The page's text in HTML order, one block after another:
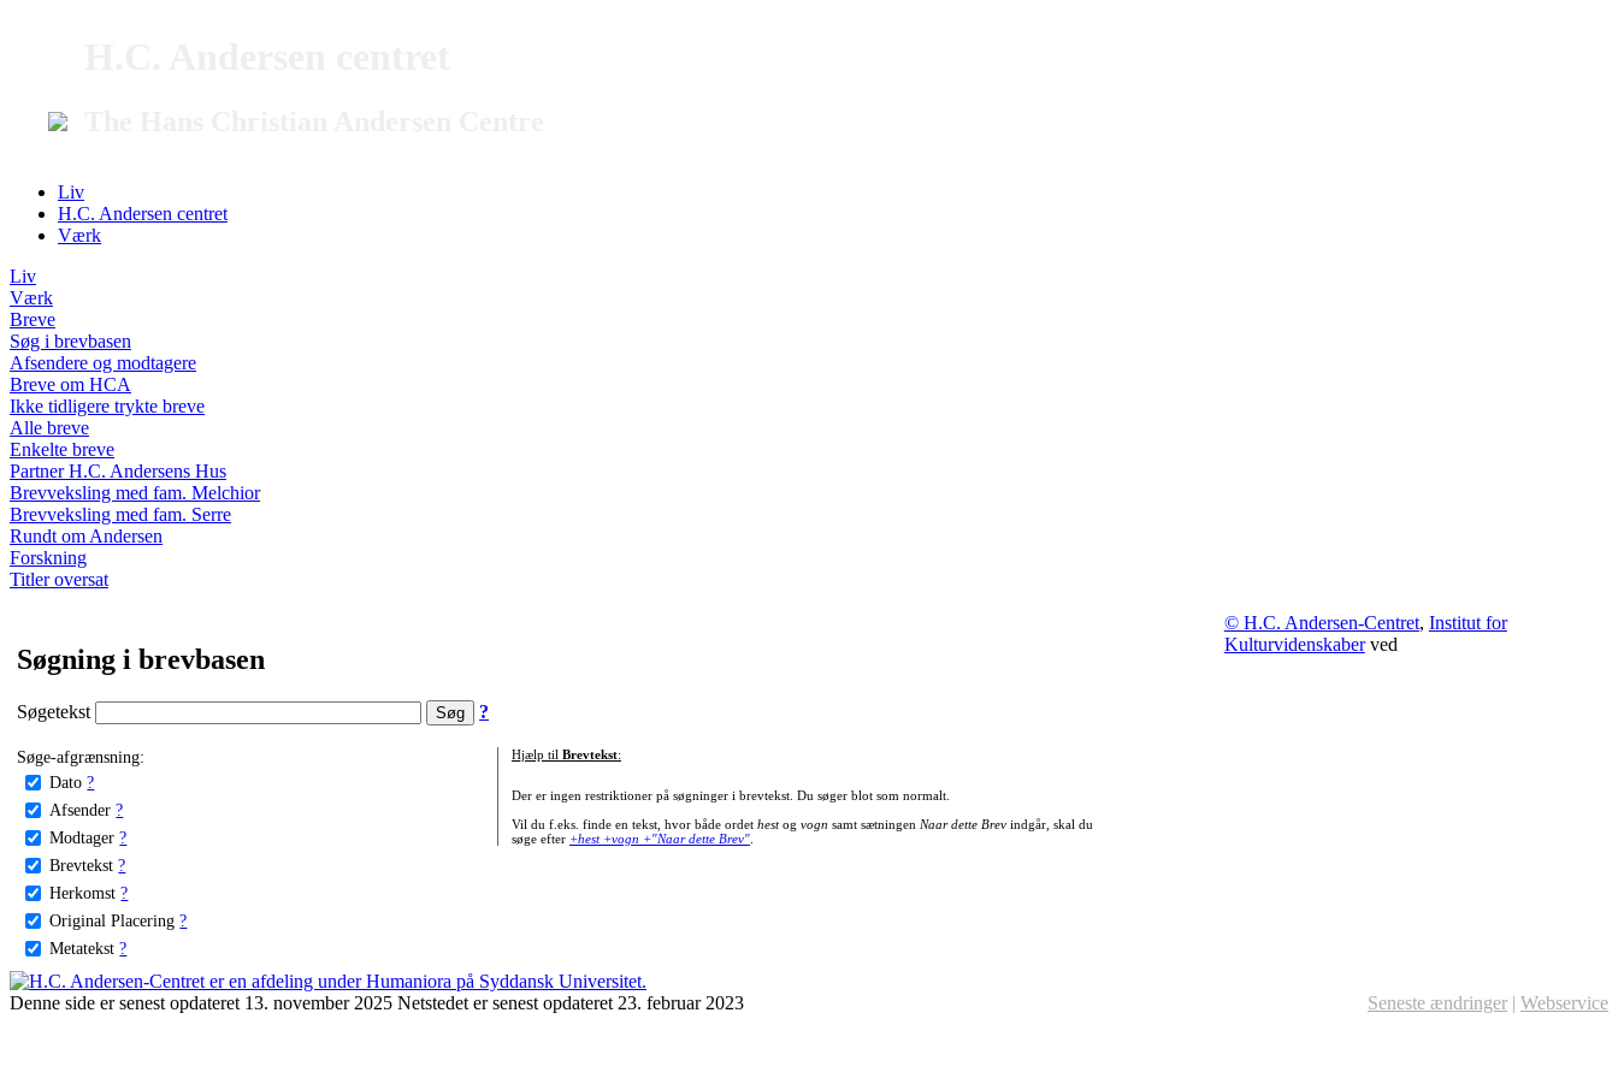
Liv
H.C. Andersen centret
Værk
Liv
Værk
Breve
Søg i brevbasen
Afsendere og modtagere
Breve om HCA
Ikke tidligere trykte breve
Alle breve
Enkelte breve
Partner H.C. Andersens Hus
Brevveksling med fam. Melchior
Brevveksling med fam. Serre
Rundt om Andersen
Forskning
Titler oversat
Søgning i brevbasen
Søgetekst ?
Søge-afgrænsning:
Dato ?
Afsender ?
Modtager ?
Brevtekst ?
Herkomst ?
Original Placering ?
Metatekst ?
Hjælp til Brevtekst:
Der er ingen restriktioner på søgninger i brevtekst. Du søger blot som normalt.
Vil du f.eks. finde en tekst, hvor både ordet hestog vogn samt sætningen Naar dette Brevindgår, skal du
søge efter +hest +vogn +"Naar dette Brev".
© H.C. Andersen-Centret, Institut for
Kulturvidenskaberved
Denne side er senest opdateret 13. november 2025 Netstedet er senest opdateret 23. februar 2023 Seneste ændringer | Webservice